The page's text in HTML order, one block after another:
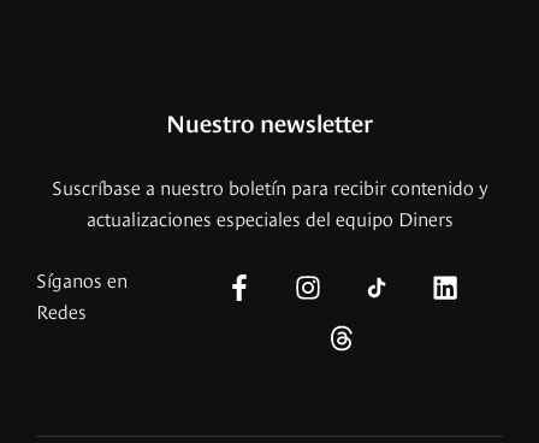
Nuestro newsletter
Suscríbase a nuestro boletín para recibir contenido y
actualizaciones especiales del equipo Diners
Síganos en
Redes